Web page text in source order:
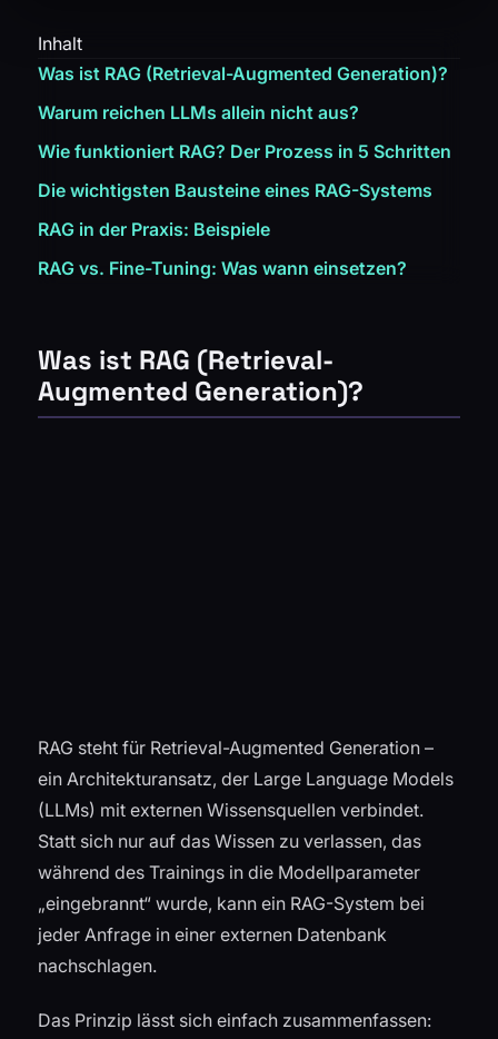
Inhalt
Was ist RAG (Retrieval-Augmented Generation)?
Warum reichen LLMs allein nicht aus?
Wie funktioniert RAG? Der Prozess in 5 Schritten
Die wichtigsten Bausteine eines RAG-Systems
RAG in der Praxis: Beispiele
RAG vs. Fine-Tuning: Was wann einsetzen?
Was ist RAG (Retrieval-
Augmented Generation)?
RAG steht für Retrieval-Augmented Generation –
ein Architekturansatz, der Large Language Models
(LLMs) mit externen Wissensquellen verbindet.
Statt sich nur auf das Wissen zu verlassen, das
während des Trainings in die Modellparameter
„eingebrannt“ wurde, kann ein RAG-System bei
jeder Anfrage in einer externen Datenbank
nachschlagen.
Das Prinzip lässt sich einfach zusammenfassen: